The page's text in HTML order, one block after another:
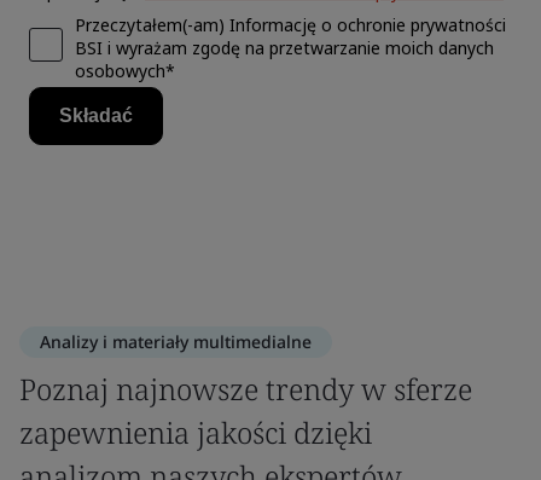
Analizy i materiały multimedialne
Poznaj najnowsze trendy w sferze
zapewnienia jakości dzięki